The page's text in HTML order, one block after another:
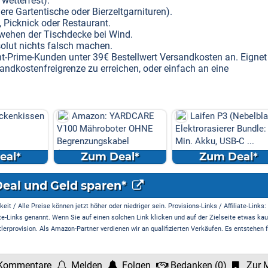
Gartentische oder Bierzeltgarnituren).
oder Restaurant.
der Tischdecke bei Wind.
nichts falsch machen.
Kunden unter 39€ Bestellwert Versandkosten an.
zu erreichen, oder einfach an eine
Amazon: YARDCARE
V100 Mähroboter OHNE
Begrenzungskabel
(Kamera/Visi...
Zum Deal*
Laifen P3 (Nebelblau)
Elektrorasierer Bundle:
Min. Akku, USB-C ...
Zum Deal*
und Geld sparen*
/ Alle Preise können jetzt höher oder niedriger sein. Provisions-Links / Affiliate-
Links genannt. Wenn Sie auf einen solchen Link klicken und auf der Zielseite etwas
Als Amazon-Partner verdienen wir an qualifizierten Verkäufen. Es entstehen
Melden Folgen Bedanken (0) Zur